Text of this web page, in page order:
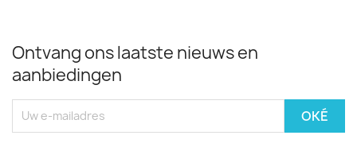
Ontvang ons laatste nieuws en
aanbiedingen